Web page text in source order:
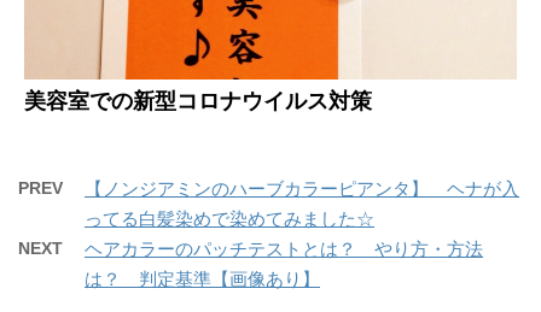
美容室での新型コロナウイルス対策
PREV
【ノンジアミンのハーブカラーピアンタ】 ヘナが入
ってる白髪染めで染めてみました☆
NEXT
ヘアカラーのパッチテストとは？ やり方・方法
は？ 判定基準【画像あり】